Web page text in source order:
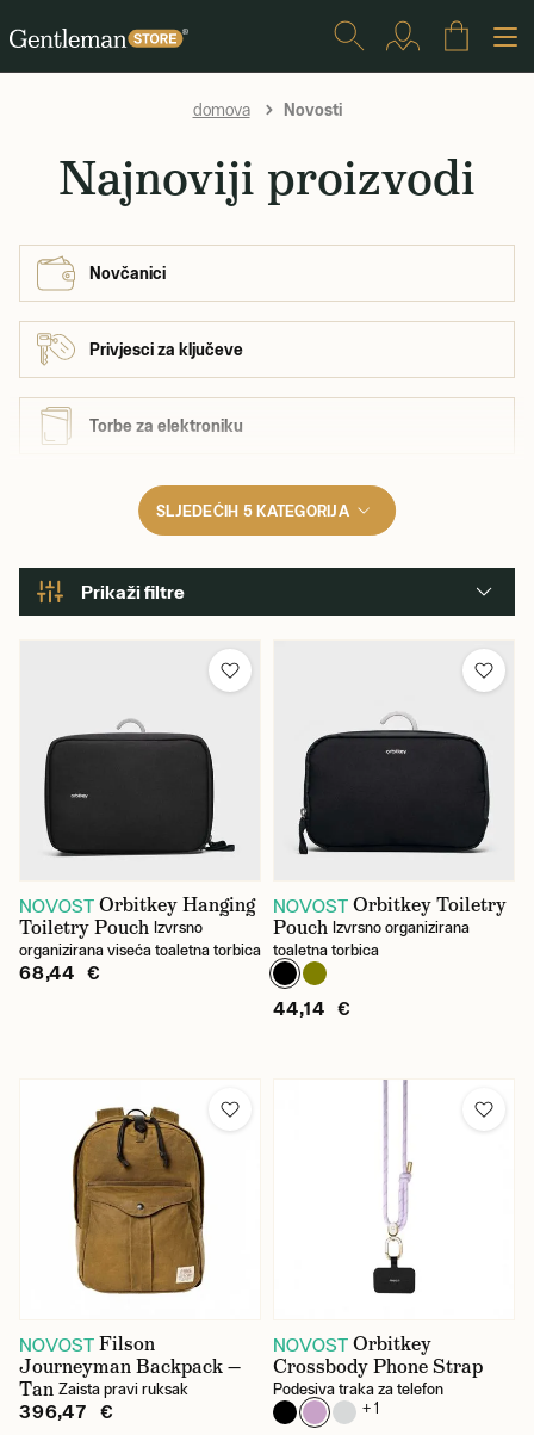
domova Novosti
Najnoviji proizvodi
Novčanici
Privjesci za ključeve
Torbe za elektroniku
SLJEDEĆIH 5 KATEGORIJA
Prikaži filtre
Boja
NOVOST Orbitkey Hanging
Toiletry Pouch Izvrsno
organizirana viseća toaletna torbica
68,44 €
NOVOST Orbitkey Toiletry
Pouch Izvrsno organizirana
toaletna torbica
44,14 €
NOVOST Filson
Journeyman Backpack —
Tan Zaista pravi ruksak
396,47 €
NOVOST Orbitkey
Crossbody Phone Strap
Podesiva traka za telefon
+ 1